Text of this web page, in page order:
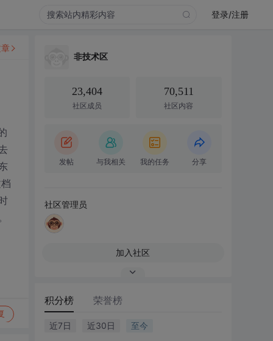
登录/注册
非技术区
23,404
社区成员
70,511
社区内容
发帖 与我相关 我的任务 分享
社区管理员
加入社区
积分榜 荣誉榜
近7日 近30日 至今